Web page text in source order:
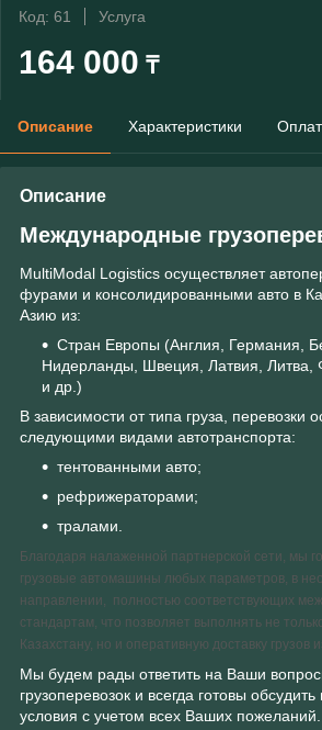
Код: 61 Услуга
164 000 ₸
Описание Характеристики
Описание
Международные
MultiModal Logistics осуществляет
фурами и консолидированными авто в
Азию из:
Стран Европы (Англия, Германия,
Нидерланды, Швеция, Латвия, Литва,
и др.)
В зависимости от типа груза, перевозки
следующими видами автотранспорта:
тентованными авто;
рефрижераторами;
тралами.
Благодаря налаженной партнерской сети, мы
грузовые автомашины любых параметров, в
направлении, полностью соответствующих
стандартам, что позволяет выполнять не
Казахстану, но и оперативную доставку грузов
Мы будем рады ответить на Ваши
грузоперевозок и всегда готовы
условия с учетом всех Ваших пожеланий.